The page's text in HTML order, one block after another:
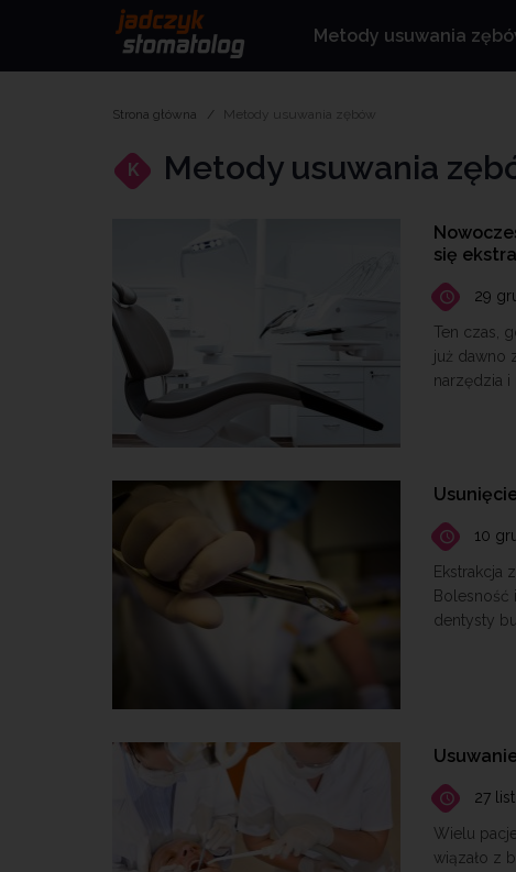
Metody usuwania
Strona główna Metody usuwania zębów
K Metody usuwania
się
29
Ten czas,
już dawno
narzędzia i
10
Ekstrakcja
Bolesność
dentysty
27
Wielu
wiązało z